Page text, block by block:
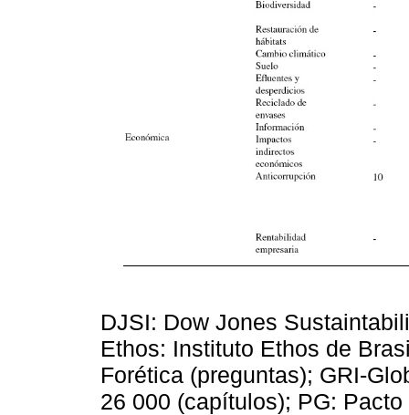
DJSI: Dow Jones
Ethos: Instituto Ethos de
Forética (preguntas); GRI-
26 000 (capítulos); PG: